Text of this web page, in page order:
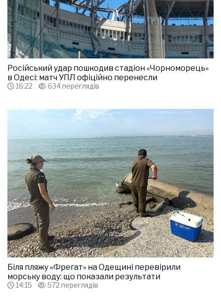
Російський удар пошкодив стадіон «Чорноморець»
в Одесі: матч УПЛ офіційно перенесли
16:22 634 переглядів
Біля пляжу «Фрегат» на Одещині перевірили
морську воду: що показали результати
14:15 572 переглядів